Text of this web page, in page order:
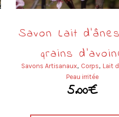
Savon Lait
grains
(Muguet-
Savons Artisanaux, Corps, Lait
Peau irritée
5.00€